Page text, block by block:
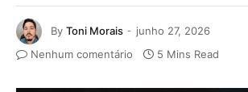
By Toni Morais
junho 27, 2026
Nenhum comentário
5 Mins Read